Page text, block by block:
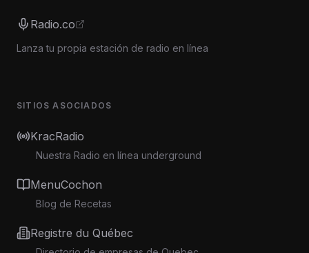
Radio.co
Lanza tu propia estación de radio en línea
SITIOS ASOCIADOS
KracRadio
Nuestra Radio en línea underground
MenuCochon
Blog de Recetas
Registre du Québec